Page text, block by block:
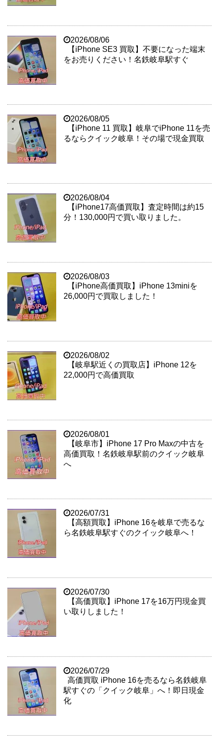
2026/08/06
【iPhone SE3 買取】不要になった端末
をお売りください！名鉄岐阜駅すぐ
2026/08/05
【iPhone 11 買取】岐阜でiPhone 11を売
るならクイック岐阜！その場で現金買取
2026/08/04
【iPhone17高価買取】査定時間は約15
分！130,000円で買い取りました。
2026/08/03
【iPhone高価買取】iPhone 13miniを
26,000円で買取しました！
2026/08/02
【岐阜駅近くの買取店】iPhone 12を
22,000円で高価買取
2026/08/01
【岐阜市】iPhone 17 Pro Maxの中古を
高価買取！名鉄岐阜駅前のクイック岐阜
へ
2026/07/31
【高額買取】iPhone 16を岐阜で売るな
ら名鉄岐阜駅すぐのクイック岐阜へ！
2026/07/30
【高価買取】iPhone 17を16万円現金買
い取りしました！
2026/07/29
高価買取 iPhone 16を売るなら名鉄岐阜
駅すぐの「クイック岐阜」へ！即日現金
化